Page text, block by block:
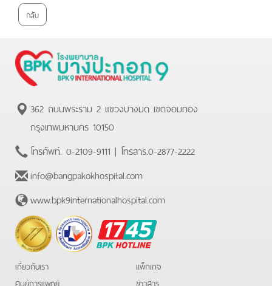
กลับ
362 ถนนพระราม 2 แขวงบางมด เขตจอมทอง
กรุงเทพมหานคร 10150
โทรศัพท์. 0-2109-9111 | โทรสาร.0-2877-2222
info@bangpakokhospital.com
www.bpk9internationalhospital.com
BPK
Hotline
เกี่ยวกับเรา
ศูนย์การแพทย์
แพ็กเกจ
ข่าวสาร